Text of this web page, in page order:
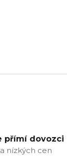
přímí dovozci
nízkých cen